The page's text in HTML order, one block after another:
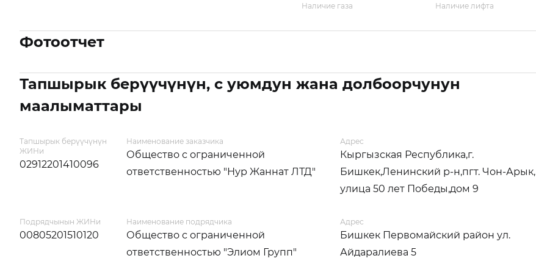
Наличие газа Наличие лифта
Фотоотчет
Тапшырык берүүчүнүн, с уюмдун жана долбоорчунун
маалыматтары
Тапшырык берүүчүнүн
ЖИНи
02912201410096
Наименование заказчика
Общество с ограниченной
ответственностью "Нур Жаннат ЛТД"
Адрес
Кыргызская Республика,г.
Бишкек,Ленинский р-н,пгт. Чон-Арык,
улица 50 лет Победы,дом 9
Подрядчынын ЖИНи
00805201510120
Наименование подрядчика
Общество с ограниченной
ответственностью "Элиом Групп"
Адрес
Бишкек Первомайский район ул.
Айдаралиева 5